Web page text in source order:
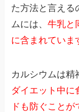
た方法と言える
ムには、牛乳と
に含まれていま
カルシウムは精
ダイエット中に
ドも防ぐことが